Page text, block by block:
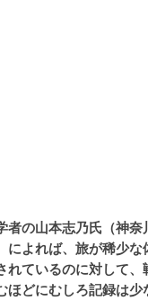
の山本志乃氏（神奈
によれば、旅が稀少な
れているのに対して、
ほどにむしろ記録は少